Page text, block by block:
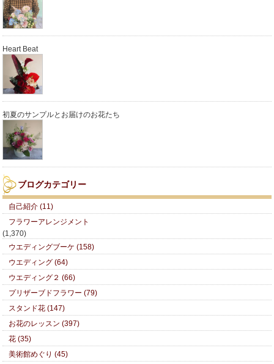
Heart Beat
初夏のサンプルとお届けのお花たち
ブログカテゴリー
自己紹介 (11)
フラワーアレンジメント
(1,370)
ウエディングブーケ (158)
ウエディング (64)
ウエディング２ (66)
プリザーブドフラワー (79)
スタンド花 (147)
お花のレッスン (397)
花 (35)
美術館めぐり (45)